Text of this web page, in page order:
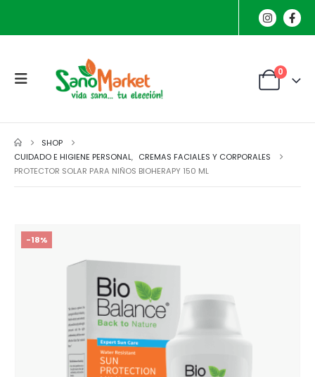
0
SHOP
CUIDADO E HIGIENE PERSONAL, CREMAS FACIALES Y CORPORALES
PROTECTOR SOLAR PARA NIÑOS BIOHERAPY 150 ML
-18%